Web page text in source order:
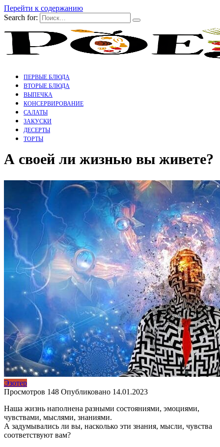
Перейти к содержанию
Search for:
ПЕРВЫЕ БЛЮДА
ВТОРЫЕ БЛЮДА
ВЫПЕЧКА
КОНСЕРВИРОВАНИЕ
САЛАТЫ
ЗАКУСКИ
ДЕСЕРТЫ
ТОРТЫ
А своей ли жизнью вы живете?
Эзотер
Просмотров 148 Опубликовано 14.01.2023
Наша жизнь наполнена разными состояниями, эмоциями,
чувствами, мыслями, знаниями.
А задумывались ли вы, насколько эти знания, мысли, чувства
соответствуют вам?